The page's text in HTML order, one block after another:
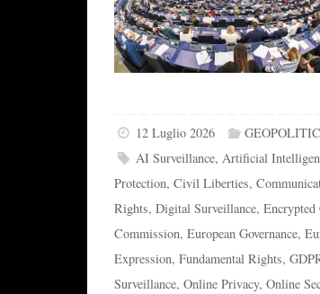
12 Luglio 2026
AI Surveillance,Artificial
Protection, Civil Liberties,
Rights, Digital Surveillance, Encrypted
Commission, European Governance,
Expression, Fundamental Rights,
Surveillance, Online Privacy, Online